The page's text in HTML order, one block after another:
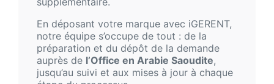
En déposant votre marque avec iGERENT,
notre équipe s’occupe de tout : de la
préparation et du dépôt de la demande
auprès de l’Office en Arabie Saoudite,
jusqu’au suivi et aux mises à jour à chaque